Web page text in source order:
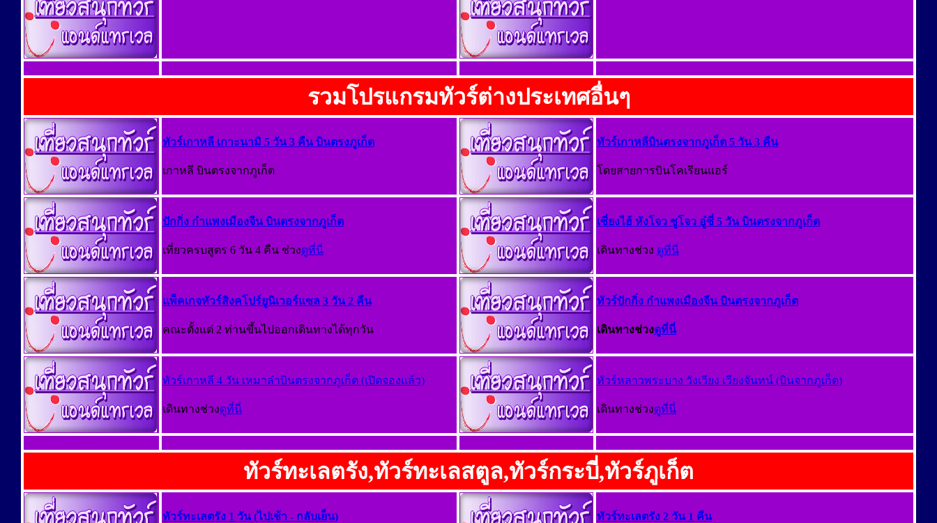
รวมโปรแกรมทัวร์ต่างประเทศอื่นๆ
ทัวร์เกาหลี เกาะนามิ 5 วัน 3 คืน บินตรงภูเก็ต
เกาหลี บินตรงจากภูเก็ต
ทัวร์เกาหลีบินตรงจากภูเก็ต 5 วัน 3 คืน
โดยสายการบินโคเรียนแอร์
ปักกิ่ง กำแพงเมืองจีน บินตรงจากภูเก็ต
เที่ยวครบสูตร 6 วัน 4 คืน ช่วงดูที่นี่
เซี่ยงไฮ้ หังโจว ซูโจว อู๋ซี่ 5 วัน บินตรงจากภูเก็ต
เดินทางช่วง ดูที่นี่
แพ็คเกจทัวร์สิงคโปร์ยูนิเวอร์แซล 3 วัน 2 คืน
คณะตั้งแต่ 2 ท่านขึ้นไปออกเดินทางได้ทุกวัน
ทัวร์ปักกิ่ง กำแพงเมืองจีน บินตรงจากภูเก็ต
เดินทางช่วงดูที่นี่
ทัวร์เกาหลี 4 วัน เหมาลำบินตรงจากภูเก็ต (เปิดจองแล้ว)
เดินทางช่วงดูที่นี่
ทัวร์หลาวพระบาง วังเวียง เวียงจันทน์ (บินจากภูเก็ต)
เดินทางช่วงดูที่นี่
ทัวร์ทะเลตรัง,ทัวร์ทะเลสตูล,ทัวร์กระบี่,ทัวร์ภูเก็ต
ทัวร์ทะเลตรัง 1 วัน (ไปเช้า - กลับเย็น) ทัวร์ทะเลตรัง 2 วัน 1 คืน